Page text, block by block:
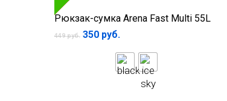
Выберите параметры
Рюкзак-сумка Arena Fast Multi 55L
449руб. 350 руб.